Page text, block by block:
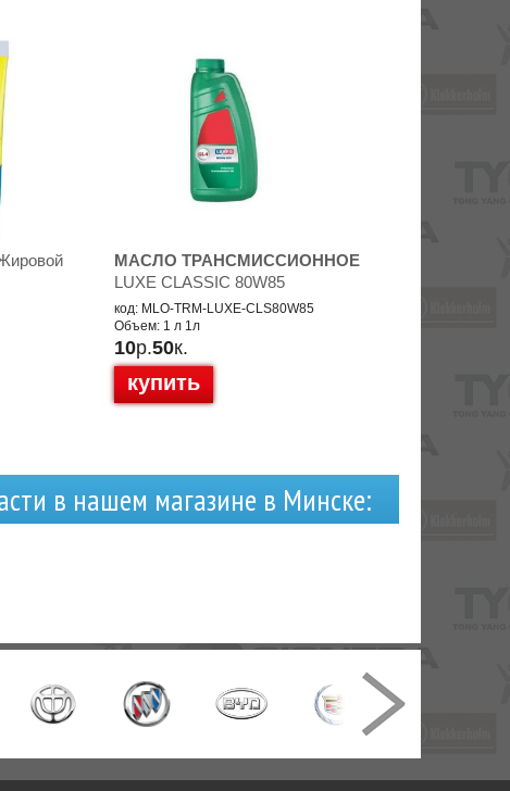
МАСЛО ТРАНСМИССИОННОЕ
LUXE CLASSIC 80W85
код: MLO-TRM-LUXE-CLS80W85
Объем: 1 л 1л
10р.50к.
купить
в нашем магазине в Минске: